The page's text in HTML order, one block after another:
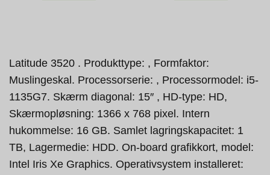
Latitude 3520 . Produkttype: , Formfaktor:
Muslingeskal. Processorserie: , Processormodel: i5-
1135G7. Skærm diagonal: 15″ , HD-type: HD,
Skærmopløsning: 1366 x 768 pixel. Intern
hukommelse: 16 GB. Samlet lagringskapacitet: 1
TB, Lagermedie: HDD. On-board grafikkort, model:
Intel Iris Xe Graphics. Operativsystem installeret: